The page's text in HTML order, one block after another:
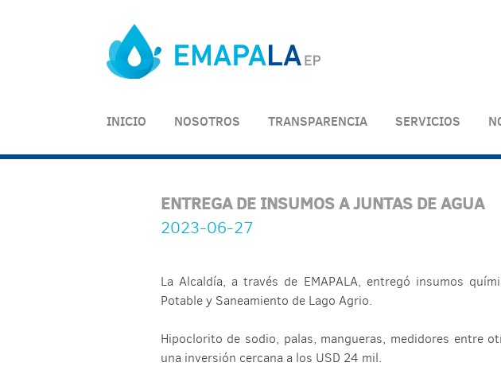
INICIO NOSOTROS TRANSPARENCIA SERVICIOS
ENTREGA DE INSUMOS A JUNTAS DE AGUA
2023-06-27
La Alcaldía, a través de EMAPALA, entregó insumos
Potable y Saneamiento de Lago Agrio.
Hipoclorito de sodio, palas, mangueras, medidores entre
una inversión cercana a los USD 24 mil.